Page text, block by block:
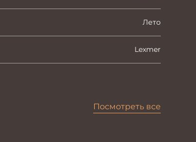
Лето
Lexmer
Посмотреть все